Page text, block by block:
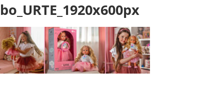
bo_URTE_1920x600px